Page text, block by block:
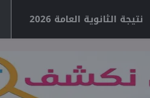
نتيجة الثانوية العامة 2026